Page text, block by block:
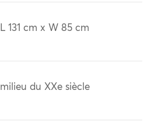
L 131 cm x W 85 cm
milieu du XXe siècle